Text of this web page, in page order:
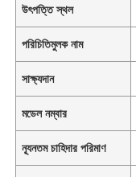
উৎপত্তি স্থল
পরিচিতিমুলক নাম
সাক্ষ্যদান
মডেল নম্বার
ন্যূনতম চাহিদার পরিমাণ